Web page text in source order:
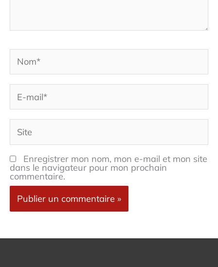
Nom*
E-
mail*
Site
Enregistrer mon nom, mon e-mail et mon site
dans le navigateur pour mon prochain
commentaire.